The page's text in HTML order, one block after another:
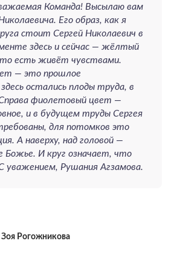
Команда! Высылаю вам
Его образ, как я
стоит Сергей Николаевич в
здесь и сейчас — жёлтый
есть живёт чувствами.
— это прошлое
остались плоды труда, в
Справа фиолетовый цвет —
и в будущем труды Сергея
для потомков это
А наверху, над головой —
Божье. И круг означает, что
уважением, Рушания Агзамова.
Зоя Рогожникова